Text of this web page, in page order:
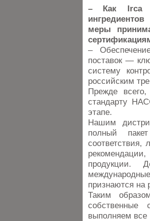
– Как Irca
меры
–
поставок —
систему
российским
Прежде
стандарту
этапе.
Нашим
полный
соответствия,
продукции.
признаются на
Таким
собственные
выполняем